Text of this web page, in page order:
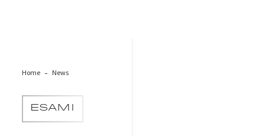
Home News
ESAMI